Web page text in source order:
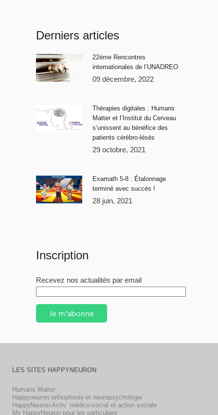
Derniers articles
22ème Rencontres
internationales de l’UNADREO
09 décembre, 2022
Thérapies digitales : Humans
Matter et l’Institut du Cerveau
s’unissent au bénéfice des
patients cérébro-lésés
29 octobre, 2021
Examath 5-8 : Étalonnage
terminé avec succès !
28 juin, 2021
Inscription
Recevez nos actualités par email
Je m'abonne
LES SITES HAPPYNEURON
Humans Matter
Happyneuron orthophonie et neuropsychologie
HappyNeuron Activ’ médico-social et action sociale
My HappyNeuron pour les particuliers